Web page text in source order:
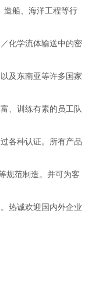
船、海洋工程等行
化学流体输送中的密
及东南亚等许多国家
、训练有素的员工队
各种认证。所有产品
规范制造。并可为客
热诚欢迎国内外企业